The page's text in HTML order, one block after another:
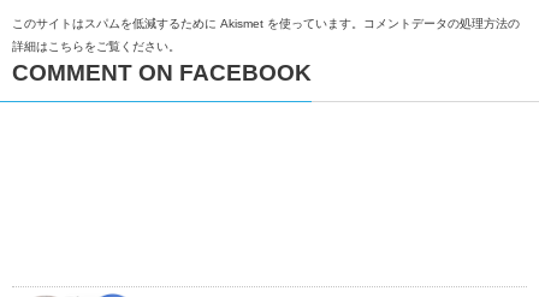
このサイトはスパムを低減するために Akismet を使っています。 コメントデータの処理方法の
詳細はこちらをご覧ください
COMMENT ON FACEBOOK